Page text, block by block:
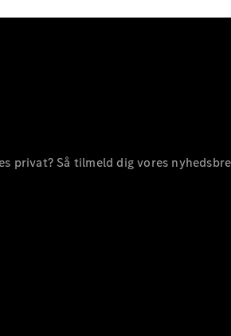
privat? Så tilmeld dig vores